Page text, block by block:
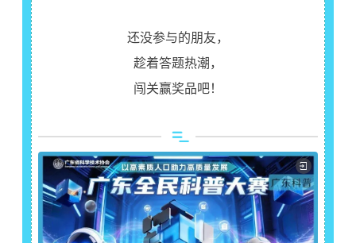
还没参与的朋友，
趁着答题热潮，
闯关赢奖品吧！